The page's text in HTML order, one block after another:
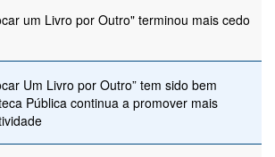
um Livro por Outro" terminou mais cedo
Um Livro por Outro” tem sido bem
Pública continua a promover mais